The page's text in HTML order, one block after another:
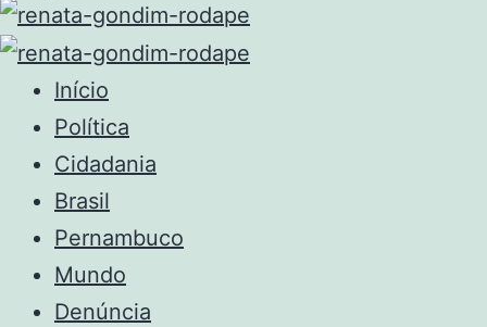
Início
Política
Cidadania
Brasil
Pernambuco
Mundo
Denúncia